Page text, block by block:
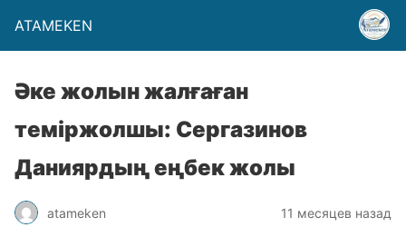
ATAMEKEN
Әке жолын жалғаған
теміржолшы: Сергазинов
Даниярдың еңбек жолы
atameken 11 месяцев назад